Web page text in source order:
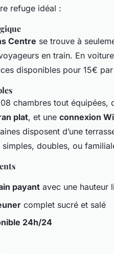
refuge idéal :
Centre se trouve à
en train. En
disponibles pour 15€ par
chambres tout équipées,
plat, et une connexion
disposent d’une
doubles, ou
payant avec une hauteur
complet sucré et salé
24h/24